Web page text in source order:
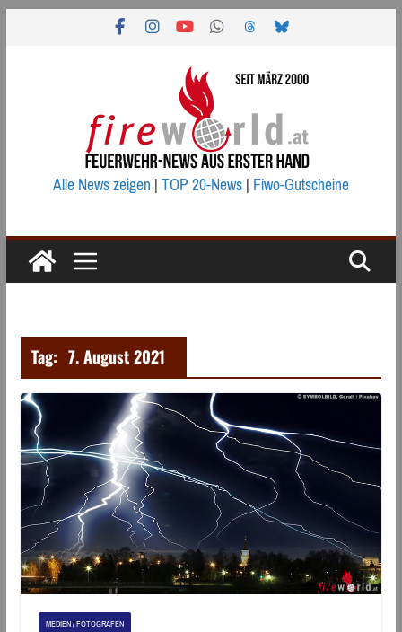
Alle News zeigen|TOP 20-News|Fiwo-Gutscheine
Tag: 7. August 2021
MEDIEN / FOTOGRAFEN